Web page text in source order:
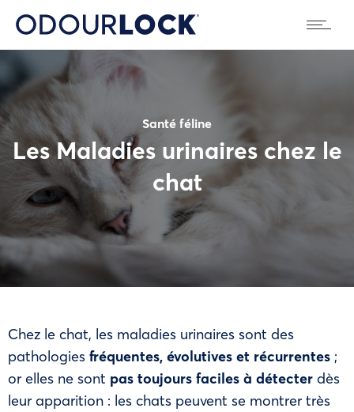
Santé féline
Les Maladies urinaires chez le
chat
Chez le chat, les maladies urinaires sont des
pathologies fréquentes, évolutives et récurrentes ;
or elles ne sont pas toujours faciles à détecter dès
leur apparition : les chats peuvent se montrer très